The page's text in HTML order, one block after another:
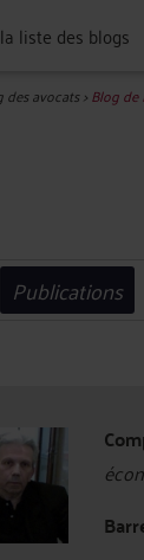
liste des blogs
des avocats>Blog de
Publications